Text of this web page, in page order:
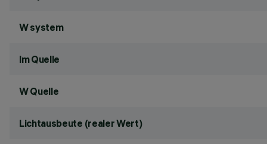
W system
lm Quelle
W Quelle
Lichtausbeute (realer Wert)